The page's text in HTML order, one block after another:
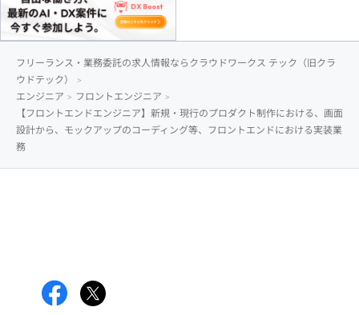
フリーランス・業務委託の求人情報ならクラウドワークス テック（旧クラ
ウドテック）
エンジニア
フロントエンジニア
【フロントエンドエンジニア】新規・現行のプロダクト制作における、画面
設計から、モックアップのコーディング等、フロントエンドにおける実装業
務